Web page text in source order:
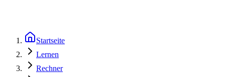
Startseite
Lernen
Rechner